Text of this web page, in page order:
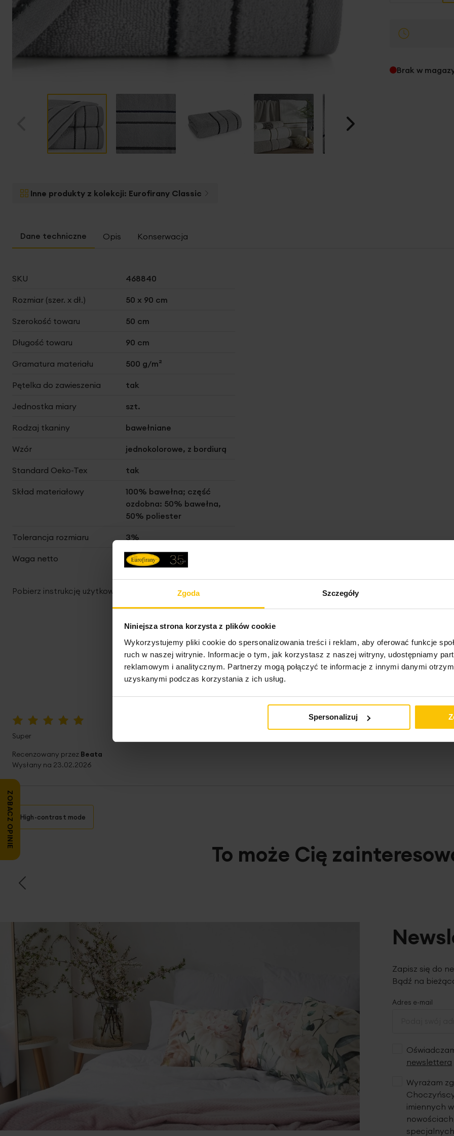
Zgoda Szczegóły
Niniejsza strona korzysta z plików cookie
Wykorzystujemy pliki cookie do spersonalizowania treści i reklam, aby oferować funkcje
ruch w naszej witrynie. Informacje o tym, jak korzystasz z naszej witryny, udostępniamy
reklamowym i analitycznym. Partnerzy mogą połączyć te informacje z innymi danymi
uzyskanymi podczas korzystania z ich usług.
Spersonalizuj
początek
galerii
Brak w
Inne produkty z kolekcji: Eurofirany Classic
Opis Konserwacja
Więcej
SKU 468840
Rozmiar (szer. x dł.) 50 x 90 cm
Szerokość towaru 50 cm
Długość towaru 90 cm
Gramatura materiału 500 g/m²
Pętelka do zawieszenia tak
Jednostka miary szt.
Rodzaj tkaniny bawełniane
Wzór jednokolorowe, z bordiurą
Standard Oeko-Tex tak
Skład materiałowy
100% bawełna; część
ozdobna: 50% bawełna,
50% poliester
Tolerancja rozmiaru 3%
Waga netto 75 g
Pobierz instrukcję użytkowania i bezpieczeństwa produktu
Opinie o produkcie
Super
Recenzowany przez Beata
Wysłany na 23.02.2026
High-contrast mode
To może Cię
Zapisz się do
Bądź na
Adres e-mail
newslettera
Wyrażam
imiennych
ZOBACZ OPINIE